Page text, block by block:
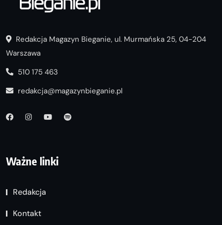
Redakcja Magazyn Bieganie, ul. Murmańska 25, 04-204
Warszawa
510 175 463
redakcja@magazynbieganie.pl
Ważne linki
Redakcja
Kontakt